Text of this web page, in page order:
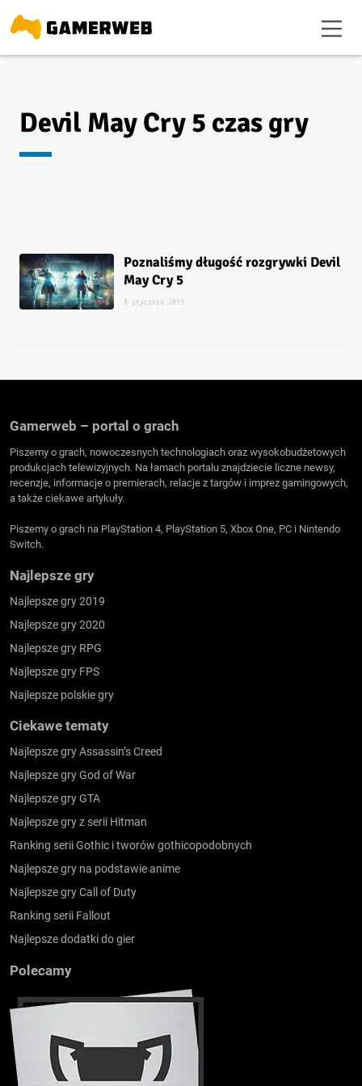
Devil May Cry 5 czas gry
Poznaliśmy długość rozgrywki Devil
May Cry 5
8 stycznia 2019
Gamerweb – portal o grach
Piszemy o grach, nowoczesnych technologiach oraz wysokobudżetowych
produkcjach telewizyjnych. Na łamach portalu znajdziecie liczne newsy,
recenzje, informacje o premierach, relacje z targów i imprez gamingowych,
a także ciekawe artykuły.
Piszemy o grach na PlayStation 4, PlayStation 5, Xbox One, PC i Nintendo
Switch.
Najlepsze gry
Najlepsze gry 2019
Najlepsze gry 2020
Najlepsze gry RPG
Najlepsze gry FPS
Najlepsze polskie gry
Ciekawe tematy
Najlepsze gry Assassin’s Creed
Najlepsze gry God of War
Najlepsze gry GTA
Najlepsze gry z serii Hitman
Ranking serii Gothic i tworów gothicopodobnych
Najlepsze gry na podstawie anime
Najlepsze gry Call of Duty
Ranking serii Fallout
Najlepsze dodatki do gier
Polecamy